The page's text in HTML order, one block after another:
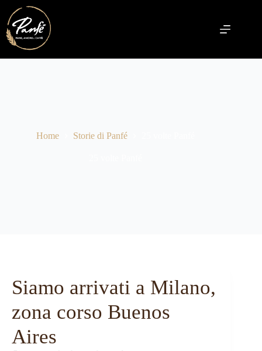
Home Storie di Panfé
Siamo arrivati a Milano,
zona corso Buenos
Aires